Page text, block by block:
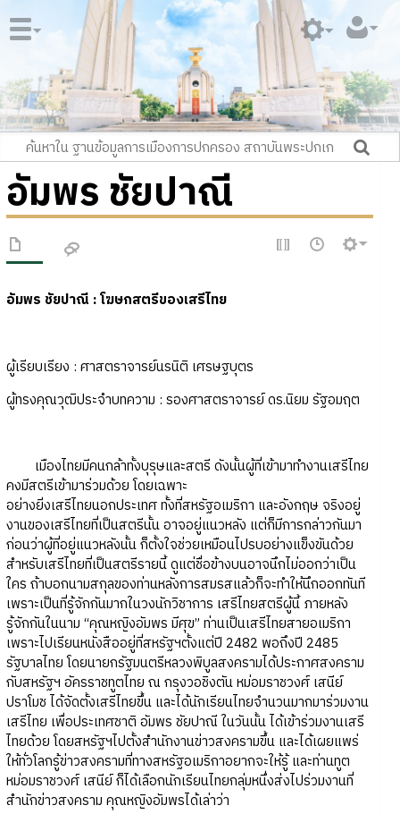
อัมพร ชัยปาณี
อัมพร ชัยปาณี : โฆษกสตรีของเสรีไทย
ผู้เรียบเรียง : ศาสตราจารย์นรนิติ เศรษฐบุตร
ผู้ทรงคุณวุฒิประจำบทความ : รองศาสตราจารย์ ดร.นิยม รัฐอมฤต
เมืองไทยมีคนกล้าทั้งบุรุษและสตรี ดังนั้นผู้ที่เข้ามาทำงานเสรีไทย
คงมีสตรีเข้ามาร่วมด้วย โดยเฉพาะ
อย่างยิ่งเสรีไทยนอกประเทศ ทั้งที่สหรัฐอเมริกา และอังกฤษ จริงอยู่
งานของเสรีไทยที่เป็นสตรีนั้น อาจอยู่แนวหลัง แต่ก็มีการกล่าวกันมา
ก่อนว่าผู้ที่อยู่แนวหลังนั้น ก็ตั้งใจช่วยเหมือนไปรบอย่างแข็งขันด้วย
สำหรับเสรีไทยที่เป็นสตรีรายนี้ ดูแต่ชื่อข้างบนอาจนึกไม่ออกว่าเป็น
ใคร ถ้าบอกนามสกุลของท่านหลังการสมรสแล้วก็จะทำให้นึกออกทันที
เพราะเป็นที่รู้จักกันมากในวงนักวิชาการ เสรีไทยสตรีผู้นี้ ภายหลัง
รู้จักกันในนาม “คุณหญิงอัมพร มีศุข” ท่านเป็นเสรีไทยสายอเมริกา
เพราะไปเรียนหนังสืออยู่ที่สหรัฐฯตั้งแต่ปี 2482 พอถึงปี 2485
รัฐบาลไทย โดยนายกรัฐมนตรีหลวงพิบูลสงครามได้ประกาศสงคราม
กับสหรัฐฯ อัครราชทูตไทย ณ กรุงวอชิงตัน หม่อมราชวงศ์ เสนีย์
ปราโมช ได้จัดตั้งเสรีไทยขึ้น และได้นักเรียนไทยจำนวนมากมาร่วมงาน
เสรีไทย เพื่อประเทศชาติ อัมพร ชัยปาณี ในวันนั้น ได้เข้าร่วมงานเสรี
ไทยด้วย โดยสหรัฐฯไปตั้งสำนักงานข่าวสงครามขึ้น และได้เผยแพร่
ให้ทั่วโลกรู้ข่าวสงครามที่ทางสหรัฐอเมริกาอยากจะให้รู้ และท่านทูต
หม่อมราชวงศ์ เสนีย์ ก็ได้เลือกนักเรียนไทยกลุ่มหนึ่งส่งไปร่วมงานที่
สำนักข่าวสงคราม คุณหญิงอัมพรได้เล่าว่า